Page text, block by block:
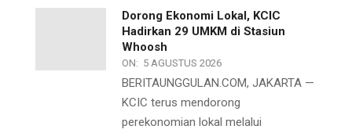
Dorong Ekonomi Lokal, KCIC
Hadirkan 29 UMKM di Stasiun
Whoosh
ON: 5 AGUSTUS 2026
BERITAUNGGULAN.COM, JAKARTA —
KCIC terus mendorong
perekonomian lokal melalui